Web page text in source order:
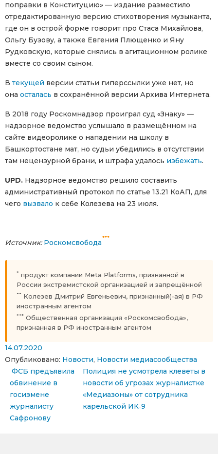
поправки в Конституцию» — издание разместило
отредактированную версию стихотворения музыканта,
где он в острой форме говорит про Стаса Михайлова,
Ольгу Бузову, а также Евгения Плющенко и Яну
Рудковскую, которые снялись в агитационном ролике
вместе со своим сыном.
В текущей версии статьи гиперссылки уже нет, но
она осталась в сохранённой версии Архива Интернета.
В 2018 году Роскомнадзор проиграл суд «Знаку» —
надзорное ведомство услышало в размещённом на
сайте видеоролике о нападении на школу в
Башкортостане мат, но судьи убедились в отсутствии
там нецензурной брани, и штрафа удалось избежать.
UPD. Надзорное ведомство решило составить
административный протокол по статье 13.21 КоАП, для
чего вызвало к себе Колезева на 23 июля.
Источник: Роскомсвобода
***
* продукт компании Meta Platforms, признанной в
России экстремистской организацией и запрещённой
** Колезев Дмитрий Евгеньевич, признанный(-ая) в РФ
иностранным агентом
*** Общественная организация «Роскомсвобода»,
признанная в РФ иностранным агентом
14.07.2020
Опубликовано: Новости, Новости медиасообщества
Навигация по записям
ФСБ предъявила
обвинение в
госизмене
журналисту
Сафронову
Полиция не усмотрела клеветы в
новости об угрозах журналистке
«Медиазоны» от сотрудника
карельской ИК‑9